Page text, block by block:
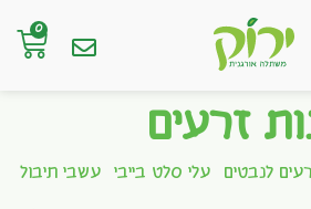
0
זרעים
לנבטים עלי סלט בייבי עשבי תיבול